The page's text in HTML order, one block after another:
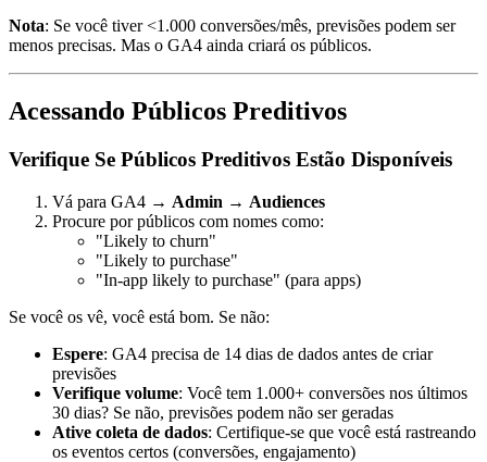
Nota: Se você tiver <1.000 conversões/mês, previsões podem ser
menos precisas. Mas o GA4 ainda criará os públicos.
Acessando Públicos Preditivos
Verifique Se Públicos Preditivos Estão Disponíveis
Vá para GA4 → Admin → Audiences
Procure por públicos com nomes como:
"Likely to churn"
"Likely to purchase"
"In-app likely to purchase" (para apps)
Se você os vê, você está bom. Se não:
Espere: GA4 precisa de 14 dias de dados antes de criar
previsões
Verifique volume: Você tem 1.000+ conversões nos últimos
30 dias? Se não, previsões podem não ser geradas
Ative coleta de dados: Certifique-se que você está rastreando
os eventos certos (conversões, engajamento)